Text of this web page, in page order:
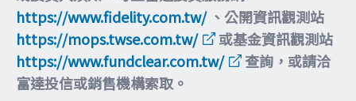
https://www.fidelity.com.tw/、公開資訊觀測站
https://mops.twse.com.tw/
或基金資訊觀測站
https://www.fundclear.com.tw/
查詢，或請洽
富達投信或銷售機構索取。